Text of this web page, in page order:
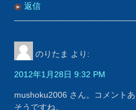
返信
のりたま より:
2012年1月28日 9:32 PM
mushoku2006 さん。コメント
そうですね。